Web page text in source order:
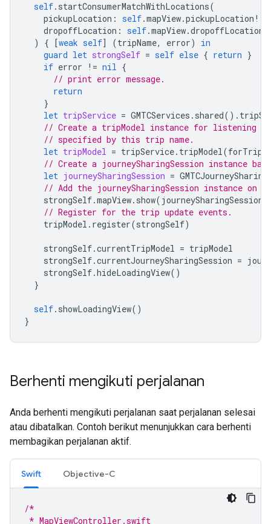
self. startConsumerMatchWithLocations(
pickupLocation : self.mapView.pickupLocation !,
dropoffLocation : self.mapView.dropoffLocation
)
{ [weak self] (tripName, error)
in
guard let strongSelf = self else { return }
if error != nil {
// print error message.
return
}
let tripService = GMTCServices . shared().
// Create a tripModel instance for listening
// specified by this trip name.
let tripModel = tripService. tripModel(
// Create a journeySharingSession instance
let journeySharingSession =
// Add the journeySharingSession instance on
strongSelf.mapView. show( journeySharingSession
// Register for the trip update events.
tripModel . register(strongSelf)
strongSelf.currentTripModel = tripModel
strongSelf.currentJourneySharingSession =
strongSelf.hideLoadingView()
}
self. showLoadingView()
}
Berhenti mengikuti perjalanan
Anda berhenti mengikuti perjalanan saat perjalanan selesai
atau dibatalkan. Contoh berikut menunjukkan cara berhenti
membagikan perjalanan aktif.
Swift Objective-C
/*
* MapViewController.swift